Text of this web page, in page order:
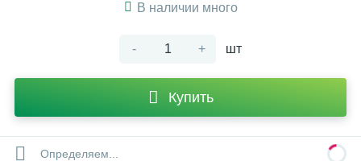
В наличии много
- + шт
Купить
Определяем...